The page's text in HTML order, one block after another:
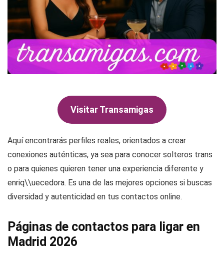
Visitar Transamigas
Aquí encontrarás perfiles reales, orientados a crear
conexiones auténticas, ya sea para conocer solteros trans
o para quienes quieren tener una experiencia diferente y
enriq\\uecedora. Es una de las mejores opciones si buscas
diversidad y autenticidad en tus contactos online.
Páginas de contactos para ligar en
Madrid 2026